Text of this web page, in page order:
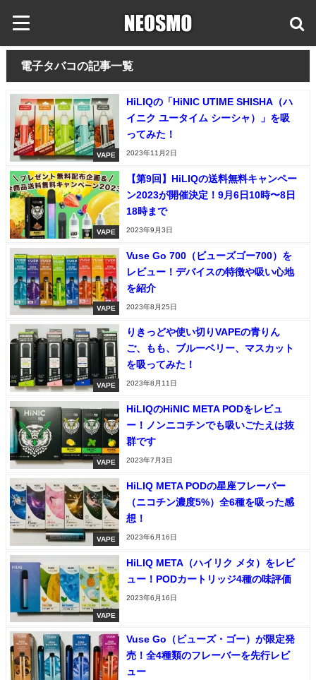
電子タバコの記事一覧
VAPE
HiLIQの「HiNIC UTIME SHISHA（ハ
イニク ユータイム シーシャ）」を吸
ってみた！
2023年11月2日
VAPE
【第9回】HiLIQの送料無料キャンペー
ン2023が開催決定！9月6日10時〜8日
18時まで
2023年9月3日
VAPE
Vuse Go 700（ビューズゴー700）を
レビュー！デバイスの特徴や吸い心地
を紹介
2023年8月25日
VAPE
りきっどや使い切りVAPEの青りん
ご、もも、ブルーベリー、マスカット
を吸ってみた！
2023年8月11日
VAPE
HiLIQのHiNIC META PODをレビュ
ー！ノンニコチンでも吸いごたえは抜
群です
2023年7月3日
VAPE
HiLIQ META PODの星座フレーバー
（ニコチン濃度5%）全6種を吸った感
想！
2023年6月16日
VAPE
HiLIQ META（ハイリク メタ）をレビ
ュー！PODカートリッジ4種の味評価
2023年6月16日
Vuse Go（ビューズ・ゴー）が限定発
売！全4種類のフレーバーを先行レビ
ュー